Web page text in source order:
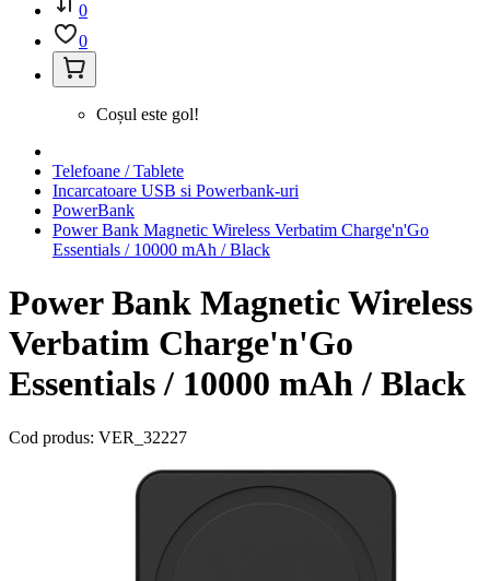
0
0
Coșul este gol!
Telefoane / Tablete
Incarcatoare USB si Powerbank-uri
PowerBank
Power Bank Magnetic Wireless Verbatim Charge'n'Go
Essentials / 10000 mAh / Black
Power Bank Magnetic Wireless
Verbatim Charge'n'Go
Essentials / 10000 mAh / Black
Cod produs: VER_32227